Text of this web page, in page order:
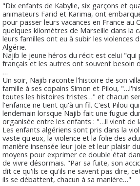
"Dix enfants de Kabylie, six garçons et
animateurs Farid et Karima, ont
pour passer leurs vacances en France au
quelques kilomètres de Marseille dans la
leurs familles ont eu à subir les violences
Algérie.
Najib le jeune héros du récit est celui "qui
français et les autres ont souvent besoin
…
Un soir, Najib raconte l'histoire de son
famille à ses copains Simon et Pilou,
toutes les histoires tristes…" et chacun
l'enfance ne tient qu'à un fil. C'est Pilou
lendemain lorsque Najib fait une fugue
organisée entre les enfants : "…il vient
Les enfants algériens sont pris dans la
vaste qu'eux, la violence et la folie des
manière insensée leur joie et leur plaisir
moyens pour exprimer ce double état
de vivre désormais. "Par sa fuite, son
dit ce qu'ils ce qu'ils ne savent pas dire,
ils se débattent, chacun à sa manière…"